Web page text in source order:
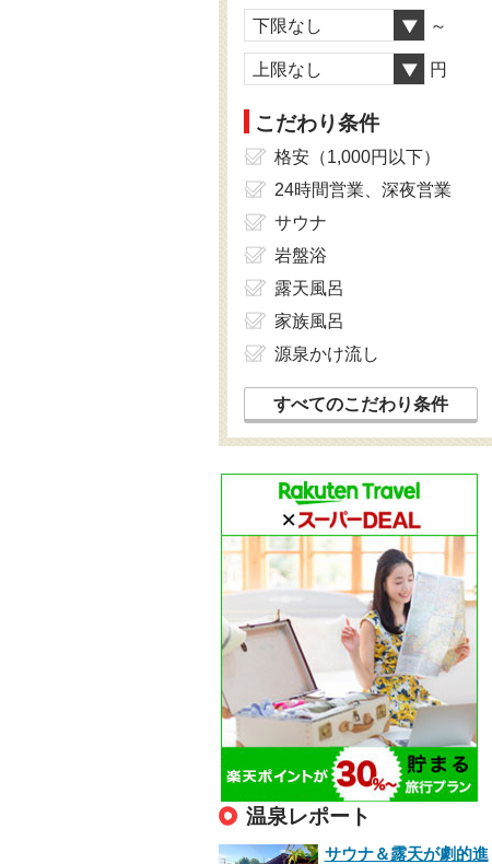
下限なし ～
上限なし 円
こだわり条件
格安（1,000円以下）
24時間営業、深夜営業
サウナ
岩盤浴
露天風呂
家族風呂
源泉かけ流し
すべてのこだわり条件
温泉レポート
サウナ＆露天が劇的進